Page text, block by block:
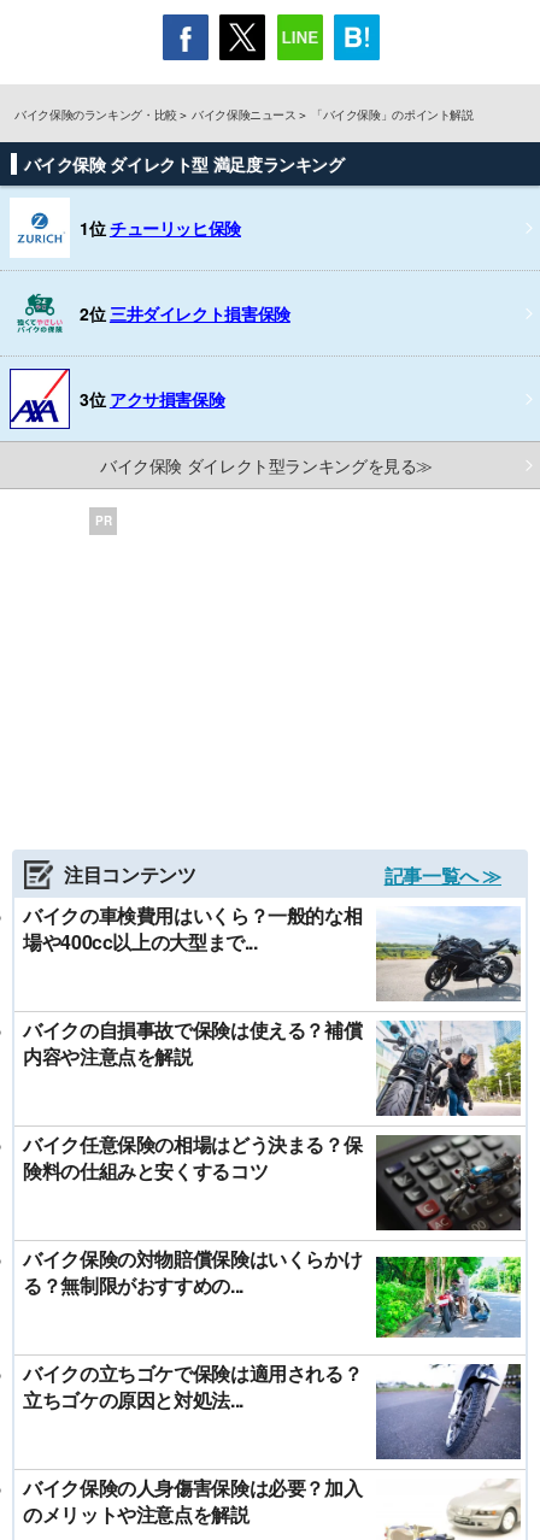
バイク保険のランキング・比較 バイク保険ニュース 「バイク保険」のポイント解説
バイク保険 ダイレクト型 満足度ランキング
1位チューリッヒ保険
2位 三井ダイレクト損害保険
3位 アクサ損害保険
バイク保険 ダイレクト型ランキングを見る≫
PR
注目コンテンツ
記事一覧へ ≫
バイクの車検費用はいくら？一般的な相
場や400cc以上の大型まで...
バイクの自損事故で保険は使える？補償
内容や注意点を解説
バイク任意保険の相場はどう決まる？保
険料の仕組みと安くするコツ
バイク保険の対物賠償保険はいくらかけ
る？無制限がおすすめの...
バイクの立ちゴケで保険は適用される？
立ちゴケの原因と対処法...
バイク保険の人身傷害保険は必要？加入
のメリットや注意点を解説